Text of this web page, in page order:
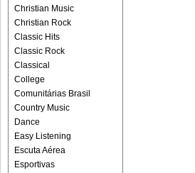
Christian Music
Christian Rock
Classic Hits
Classic Rock
Classical
College
Comunitárias Brasil
Country Music
Dance
Easy Listening
Escuta Aérea
Esportivas